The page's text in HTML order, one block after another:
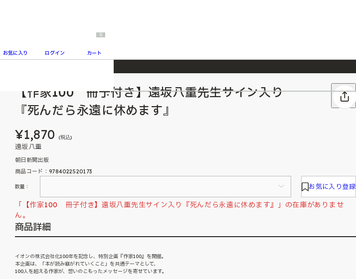
2026/7/23 『ONE PIECE magazine 021 ONE PIECEカード付き同梱版』発売延期のご案内
お気に入り ログイン
0
カート
【作家100 冊子付き】遠坂八重先生サイン入り
『死んだら永遠に休めます』
¥1,870 (税込)
遠坂八重
朝日新聞出版
商品コード：9784022520173
数量： お気に入り登録
「【作家100 冊子付き】遠坂八重先生サイン入り『死んだら永遠に休めます』」の在庫がありませ
ん。
商品詳細
イオンの株式会社化100年を記念し、特別企画『作家100』を開催。
本企画は、「本が読み継がれていくこと」を共通テーマとして、
100人を超える作家が、想いのこもったメッセージを寄せています。